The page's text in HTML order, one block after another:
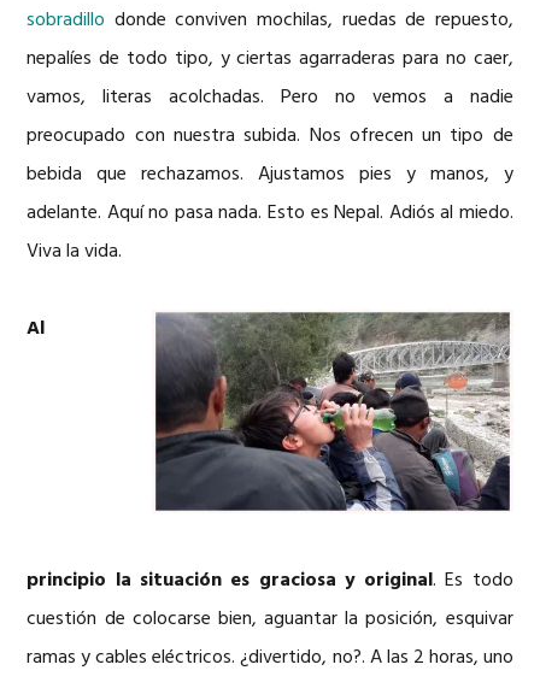
sobradillo donde conviven mochilas, ruedas de repuesto,
nepalíes de todo tipo, y ciertas agarraderas para no caer,
vamos, literas acolchadas. Pero no vemos a nadie
preocupado con nuestra subida. Nos ofrecen un tipo de
bebida que rechazamos. Ajustamos pies y manos, y
adelante. Aquí no pasa nada. Esto es Nepal. Adiós al miedo.
Viva la vida.
Al
principio la situación es graciosa y original. Es todo
cuestión de colocarse bien, aguantar la posición, esquivar
ramas y cables eléctricos. ¿divertido, no?. A las 2 horas, uno